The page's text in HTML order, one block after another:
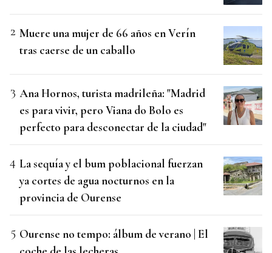
Muere una mujer de 66 años en Verín
tras caerse de un caballo
Ana Hornos, turista madrileña: "Madrid
es para vivir, pero Viana do Bolo es
perfecto para desconectar de la ciudad"
La sequía y el bum poblacional fuerzan
ya cortes de agua nocturnos en la
provincia de Ourense
Ourense no tempo: álbum de verano | El